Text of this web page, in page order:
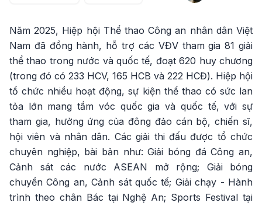
Năm 2025, Hiệp hội Thể thao Công an nhân dân Việt
Nam đã đồng hành, hỗ trợ các VĐV tham gia 81 giải
thể thao trong nước và quốc tế, đoạt 620 huy chương
(trong đó có 233 HCV, 165 HCB và 222 HCĐ). Hiệp hội
tổ chức nhiều hoạt động, sự kiện thể thao có sức lan
tỏa lớn mang tầm vóc quốc gia và quốc tế, với sự
tham gia, hưởng ứng của đông đảo cán bộ, chiến sĩ,
hội viên và nhân dân. Các giải thi đấu được tổ chức
chuyên nghiệp, bài bản như: Giải bóng đá Công an,
Cảnh sát các nước ASEAN mở rộng; Giải bóng
chuyền Công an, Cảnh sát quốc tế; Giải chạy - Hành
trình theo chân Bác tại Nghệ An; Sports Festival tại